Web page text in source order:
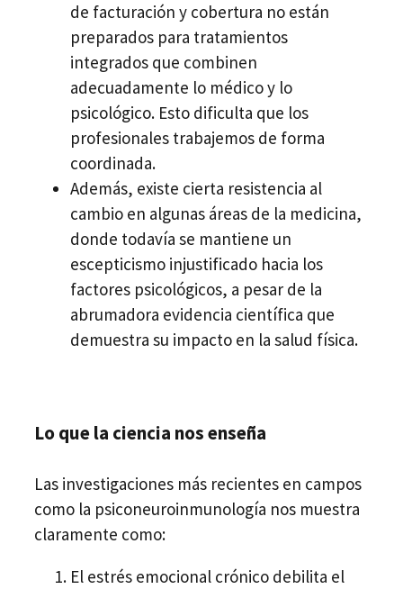
de facturación y cobertura no están
preparados para tratamientos
integrados que combinen
adecuadamente lo médico y lo
psicológico. Esto dificulta que los
profesionales trabajemos de forma
coordinada.
Además, existe cierta resistencia al
cambio en algunas áreas de la medicina,
donde todavía se mantiene un
escepticismo injustificado hacia los
factores psicológicos, a pesar de la
abrumadora evidencia científica que
demuestra su impacto en la salud física.
Lo que la ciencia nos enseña
Las investigaciones más recientes en campos
como la psiconeuroinmunología nos muestra
claramente como:
El estrés emocional crónico debilita el